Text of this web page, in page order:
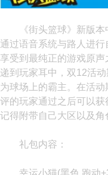
《街头篮球》新版本
通过语音系统与路人进
享受到最纯正的游戏原
递到玩家耳中，双12活
为球场上的霸主。在活
评的玩家通过之后可以
记得附带自己大区以及
礼包内容：